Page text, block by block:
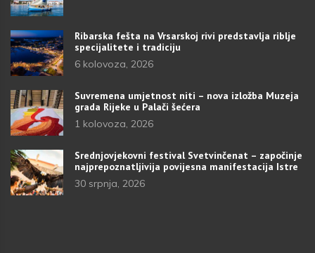
Ribarska fešta na Vrsarskoj rivi predstavlja riblje
specijalitete i tradiciju
6 kolovoza, 2026
Suvremena umjetnost niti – nova izložba Muzeja
grada Rijeke u Palači šećera
1 kolovoza, 2026
Srednjovjekovni festival Svetvinčenat – započinje
najprepoznatljivija povijesna manifestacija Istre
30 srpnja, 2026